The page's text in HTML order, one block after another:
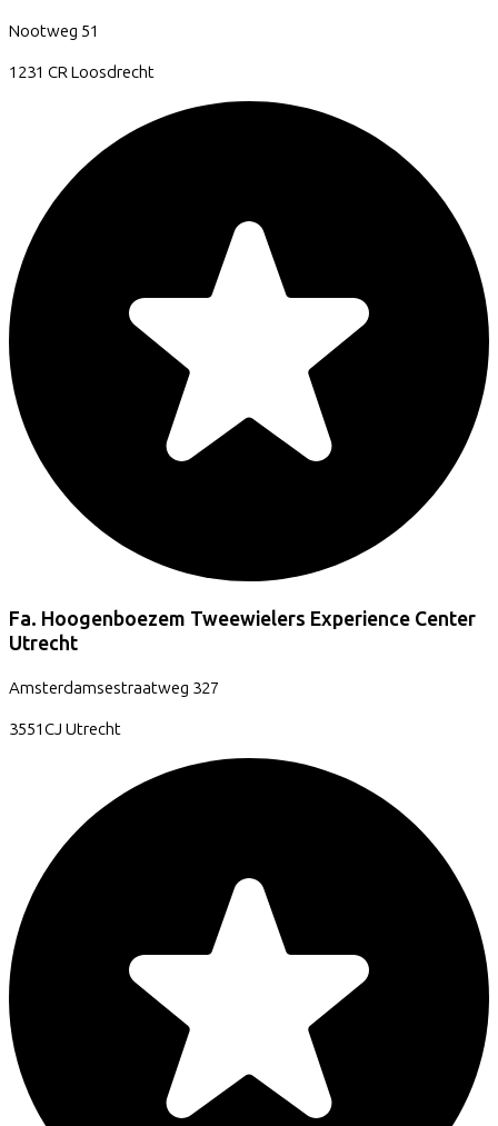
Nootweg 51
1231 CRLoosdrecht
Fa. Hoogenboezem Tweewielers Experience Center
Utrecht
Amsterdamsestraatweg 327
3551CJ Utrecht